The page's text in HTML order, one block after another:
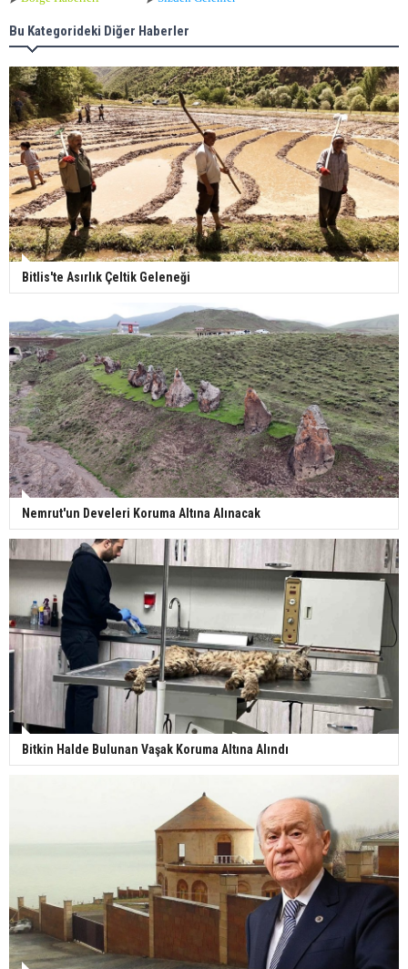
Bu Kategorideki Diğer Haberler
Bitlis'te Asırlık Çeltik Geleneği
Nemrut'un Develeri Koruma Altına Alınacak
Bitkin Halde Bulunan Vaşak Koruma Altına Alındı